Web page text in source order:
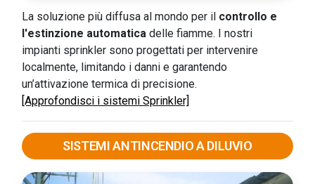
La soluzione più diffusa al mondo per il controllo e
l'estinzione automatica delle fiamme. I nostri
impianti sprinkler sono progettati per intervenire
localmente, limitando i danni e garantendo
un’attivazione termica di precisione.
[Approfondisci i sistemi Sprinkler]
SISTEMI ANTINCENDIO A DILUVIO